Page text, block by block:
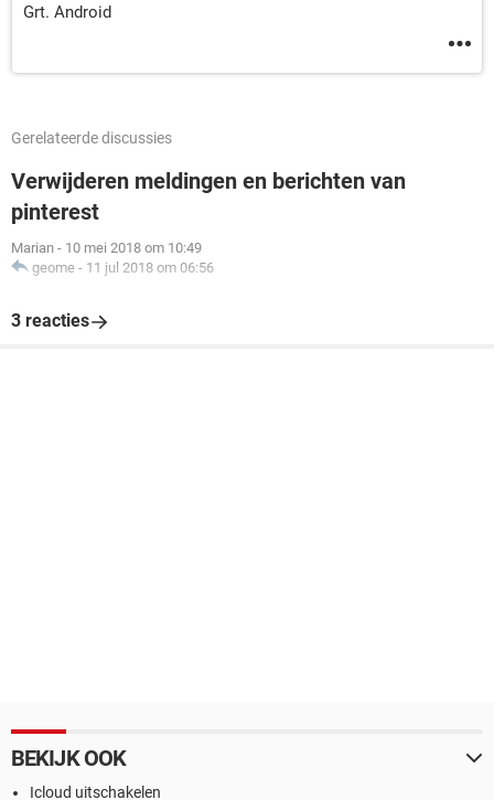
Grt. Android
Gerelateerde discussies
Verwijderen meldingen en berichten van
pinterest
Marian - 10 mei 2018 om 10:49
geome - 11 jul 2018 om 06:56
3 reacties
BEKIJK OOK
Icloud uitschakelen